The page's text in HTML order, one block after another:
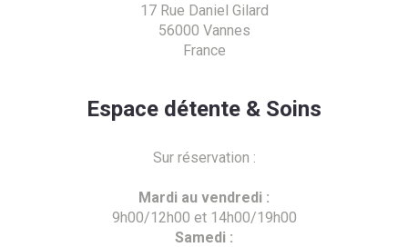
17 Rue Daniel Gilard
56000 Vannes
France
Espace détente & Soins
Sur réservation :
Mardi au vendredi :
9h00/12h00 et 14h00/19h00
Samedi :